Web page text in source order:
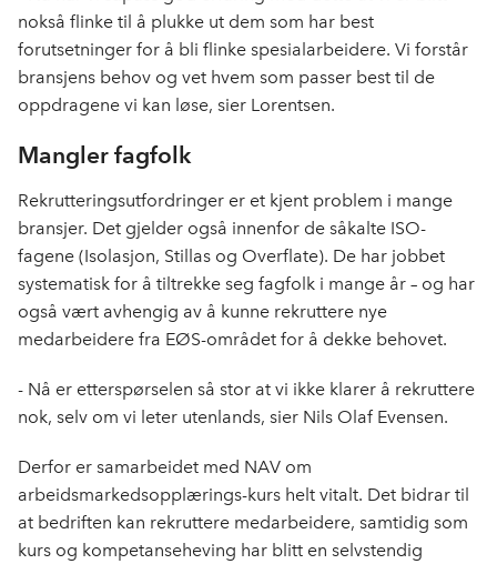
nokså flinke til å plukke ut dem som har best
forutsetninger for å bli flinke spesialarbeidere. Vi forstår
bransjens behov og vet hvem som passer best til de
oppdragene vi kan løse, sier Lorentsen.
Mangler fagfolk
Rekrutteringsutfordringer er et kjent problem i mange
bransjer. Det gjelder også innenfor de såkalte ISO-
fagene (Isolasjon, Stillas og Overflate). De har jobbet
systematisk for å tiltrekke seg fagfolk i mange år – og har
også vært avhengig av å kunne rekruttere nye
medarbeidere fra EØS-området for å dekke behovet.
- Nå er etterspørselen så stor at vi ikke klarer å rekruttere
nok, selv om vi leter utenlands, sier Nils Olaf Evensen.
Derfor er samarbeidet med NAV om
arbeidsmarkedsopplærings-kurs helt vitalt. Det bidrar til
at bedriften kan rekruttere medarbeidere, samtidig som
kurs og kompetanseheving har blitt en selvstendig